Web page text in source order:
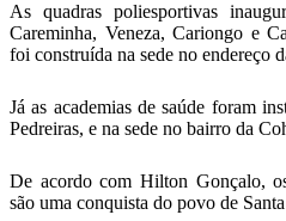
As quadras poliesportivas
Careminha, Veneza, Cariongo e
foi construída na sede no endereço
Já as academias de saúde foram
Pedreiras, e na sede no bairro da
De acordo com Hilton Gonçalo,
são uma conquista do povo de